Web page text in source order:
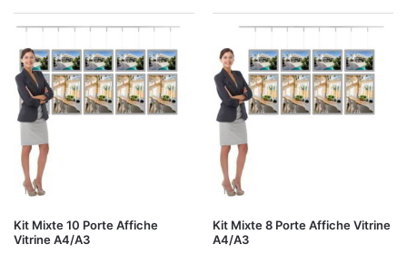
Kit Mixte 10 Porte Affiche
Vitrine A4/A3
Kit Mixte 8 Porte Affiche Vitrine
A4/A3